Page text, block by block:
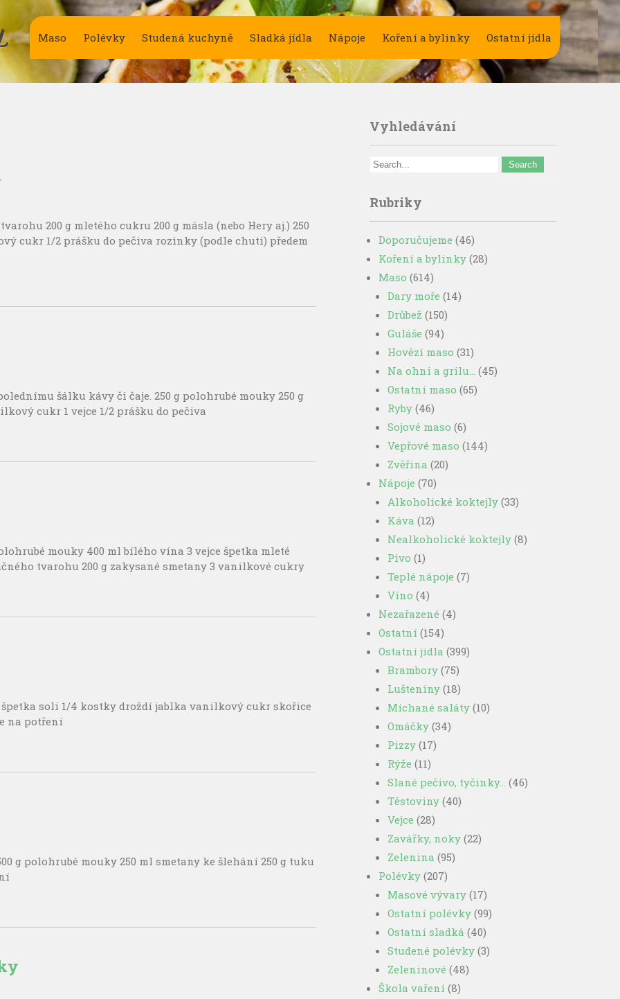
Maso Polévky Studená kuchyně Sladká jídla Nápoje Koření a bylinky Ostatní jídla
200 g mletého cukru 200 g másla (nebo Hery aj.) 250
cukr 1/2 prášku do pečiva rozinky (podle chuti) předem
šálku kávy či čaje. 250 g polohrubé mouky 250 g
cukr 1 vejce 1/2 prášku do pečiva
mouky 400 ml bílého vína 3 vejce špetka mleté
tvarohu 200 g zakysané smetany 3 vanilkové cukry
soli 1/4 kostky droždí jablka vanilkový cukr skořice
na potření
g polohrubé mouky 250 ml smetany ke šlehání 250 g tuku
Vyhledávání
Rubriky
Doporučujeme (46)
Koření a bylinky (28)
Maso (614)
Dary moře (14)
Drůbež (150)
Guláše (94)
Hovězí maso (31)
Na ohni a grilu… (45)
Ostatní maso (65)
Ryby (46)
Sojové maso (6)
Vepřové maso (144)
Zvěřina (20)
Nápoje (70)
Alkoholické koktejly (33)
Káva (12)
Nealkoholické koktejly (8)
Pivo (1)
Teplé nápoje (7)
Víno (4)
Nezařazené (4)
Ostatní (154)
Ostatní jídla (399)
Brambory (75)
Lušteniny (18)
Míchané saláty (10)
Omáčky (34)
Pizzy (17)
Rýže (11)
Slané pečivo, tyčinky… (46)
Těstoviny (40)
Vejce (28)
Zavářky, noky (22)
Zelenina (95)
Polévky (207)
Masové vývary (17)
Ostatní polévky (99)
Ostatní sladká (40)
Studené polévky (3)
Zeleninové (48)
Škola vaření (8)